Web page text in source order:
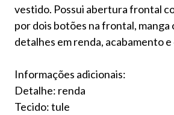
vestido. Possui abertura frontal
por dois botões na frontal, manga
detalhes em renda, acabamento
Informações adicionais:
Detalhe: renda
Tecido: tule